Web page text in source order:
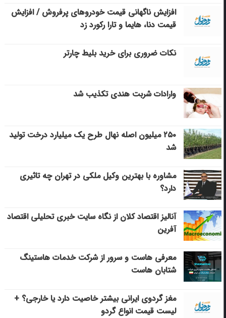
افزایش ناگهانی قیمت خودروهای پرفروش / افزایش
قیمت دنا، هایما و تارا رکورد زد
نکات ضروری برای خرید بلیط چارتر
وارادات شربت هندی تکذیب شد
۲۵۰ میلیون اصله نهال طرح یک میلیارد درخت تولید
شد
مشاوره با بهترین وکیل ملکی در تهران چه تاثیری
دارد؟
آنالیز اقتصاد کلان از نگاه سایت خبری تحلیلی اقتصاد
آفرین
معرفی هاست و سرور از شرکت خدمات هاستینگ
شتابان هاست
مغز گردوی ایرانی بیشتر خاصیت دارد یا خارجی؟ +
لیست قیمت انواع گردو